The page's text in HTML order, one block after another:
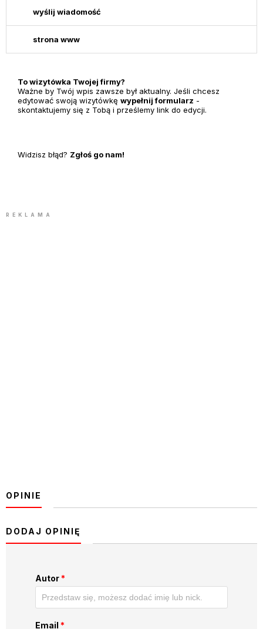
wyślij wiadomość
strona www
To wizytówka Twojej firmy?
Ważne by Twój wpis zawsze był aktualny. Jeśli chcesz
edytować swoją wizytówkę wypełnij formularz -
skontaktujemy się z Tobą i prześlemy link do edycji.
Widzisz błąd? Zgłoś go nam!
REKLAMA
OPINIE
DODAJ OPINIĘ
Autor*
Email *